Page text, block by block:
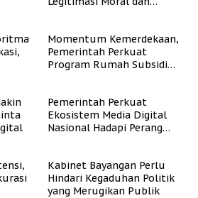
Momentum Kemerdekaan,
Pemerintah Perkuat
Program Rumah Subsidi
Pemerintah Perkuat
Ekosistem Media Digital
Nasional Hadapi Perang
Kabinet Bayangan Perlu
Hindari Kegaduhan Politik
yang Merugikan Publik